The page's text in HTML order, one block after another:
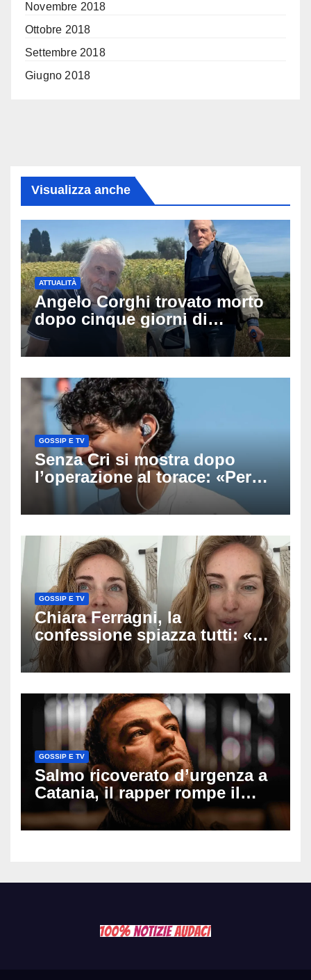
Novembre 2018
Ottobre 2018
Settembre 2018
Giugno 2018
Visualizza anche
ATTUALITÀ
Angelo Corghi trovato morto
dopo cinque giorni di
ricerche: il giallo dell’80enne
scomparso dopo essere
GOSSIP E TV
Senza Cri si mostra dopo
l’operazione al torace: «Per
anni mi sentivo in trappola», il
racconto sul difficile percorso
GOSSIP E TV
Chiara Ferragni, la
confessione spiazza tutti: «Un
mio ex voleva che mi rifacessi
il seno». Poi svela i ritocchi di
GOSSIP E TV
Salmo ricoverato d’urgenza a
Catania, il rapper rompe il
silenzio dopo la notte in
ospedale: come sta e cosa